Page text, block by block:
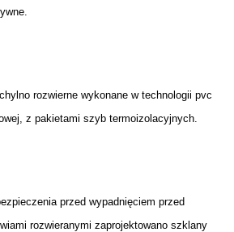
rozwierne wykonane w technologii pvc
z pakietami szyb termoizolacyjnych.
przed wypadnięciem przed
rozwieranymi zaprojektowano szklany